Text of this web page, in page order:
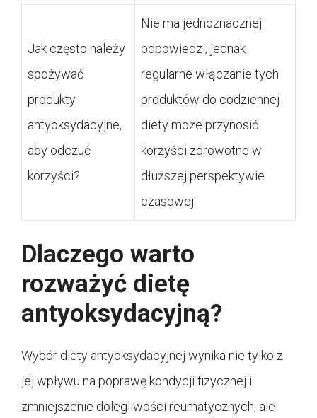
Jak często należy
spożywać
produkty
antyoksydacyjne,
aby odczuć
korzyści?
Nie ma jednoznacznej
odpowiedzi, jednak
regularne włączanie tych
produktów do codziennej
diety może przynosić
korzyści zdrowotne w
dłuższej perspektywie
czasowej.
Dlaczego warto
rozważyć dietę
antyoksydacyjną?
Wybór diety antyoksydacyjnej wynika nie tylko z
jej wpływu na poprawę kondycji fizycznej i
zmniejszenie dolegliwości reumatycznych, ale